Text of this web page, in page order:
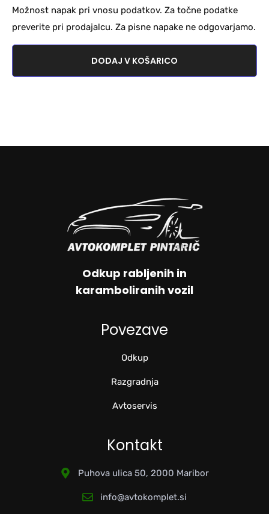
Možnost napak pri vnosu podatkov. Za točne podatke
preverite pri prodajalcu. Za pisne napake ne odgovarjamo.
DODAJ V KOŠARICO
Odkup rabljenih in
karamboliranih vozil
Povezave
Odkup
Razgradnja
Avtoservis
Kontakt
Puhova ulica 50, 2000 Maribor
info@avtokomplet.si